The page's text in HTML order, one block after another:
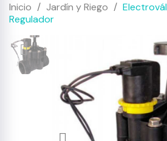
Inicio Jardín y Riego
Regulador